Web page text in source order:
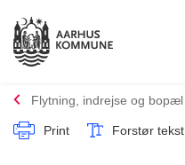
Flytning, indrejse og bopæl
Print Forstør tekst